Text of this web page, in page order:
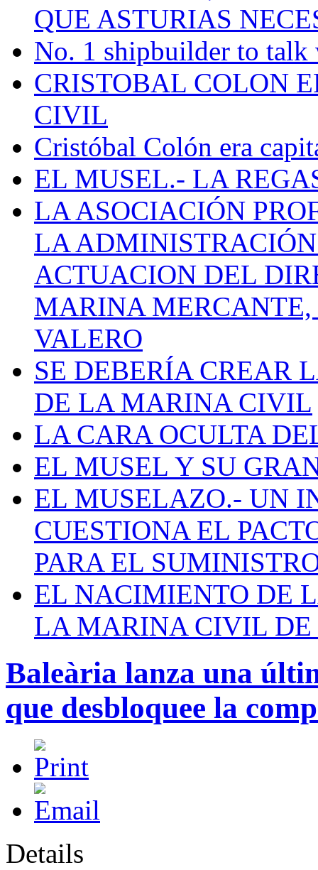
QUE ASTURIAS
No. 1 shipbuilder to talk
CRISTOBAL COLON
CIVIL
Cristóbal Colón era
EL MUSEL.- LA
LA ASOCIACIÓN
LA
ACTUACION DEL
MARINA
VALERO
SE DEBERÍA CREAR
DE LA MARINA CIVIL
LA CARA OCULTA
EL MUSEL Y SU
EL MUSELAZO.- UN
CUESTIONA EL
PARA EL
EL NACIMIENTO DE
LA MARINA CIVIL DE
Baleària lanza una
que desbloquee la
Details